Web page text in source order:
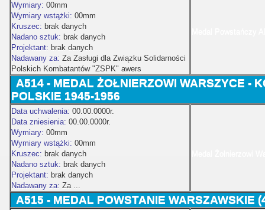
Wymiary: 00mm
Wymiary wstążki: 00mm
Kruszec: brak danych
Nadano sztuk: brak danych
Projektant: brak danych
Nadawany za: Za Zasługi dla Związku Solidarności
Polskich Kombatantów "ZSPK" awers
A514 - MEDAL ŻOŁNIERZOWI WARSZYCE -
POLSKIE 1945-1956
Data uchwalenia: 00.00.0000r.
Data zniesienia: 00.00.0000r.
Wymiary: 00mm
Wymiary wstążki: 00mm
Kruszec: brak danych
Nadano sztuk: brak danych
Projektant: brak danych
Nadawany za: Za ...
A515 - MEDAL POWSTANIE WARSZAWSKIE